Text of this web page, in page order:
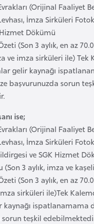
(Orijinal Faaliyet
İmza Sirküleri
Dökümü
(Son 3 aylık, en az
ve imza sirküleri ile) Tek
gelir kaynağı
başvurunuzda sorun
ise;
(Orijinal Faaliyet
İmza Sirküleri
ve SGK Hizmet
(Son 3 aylık, imza ve
(Son 3 aylık, en az
sirküleri ile)Tek
kaynağı ispatlanamama
teşkil